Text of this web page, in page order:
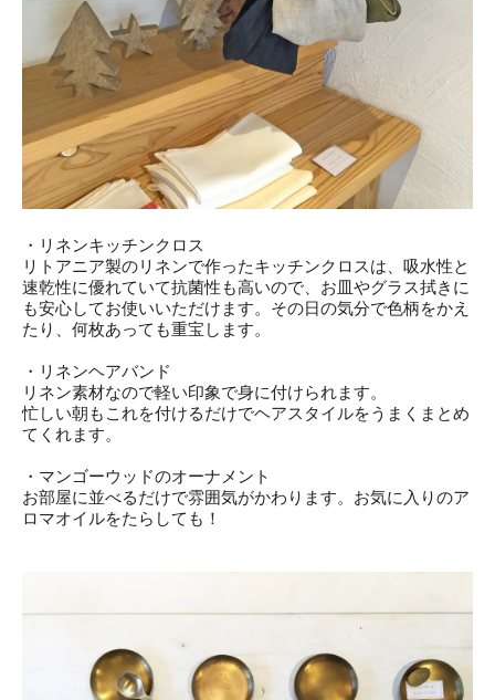
・リネンキッチンクロス
リトアニア製のリネンで作ったキッチンクロスは、吸水性と
速乾性に優れていて抗菌性も高いので、お皿やグラス拭きに
も安心してお使いいただけます。その日の気分で色柄をかえ
たり、何枚あっても重宝します。
・リネンヘアバンド
リネン素材なので軽い印象で身に付けられます。
忙しい朝もこれを付けるだけでヘアスタイルをうまくまとめ
てくれます。
・マンゴーウッドのオーナメント
お部屋に並べるだけで雰囲気がかわります。お気に入りのア
ロマオイルをたらしても！